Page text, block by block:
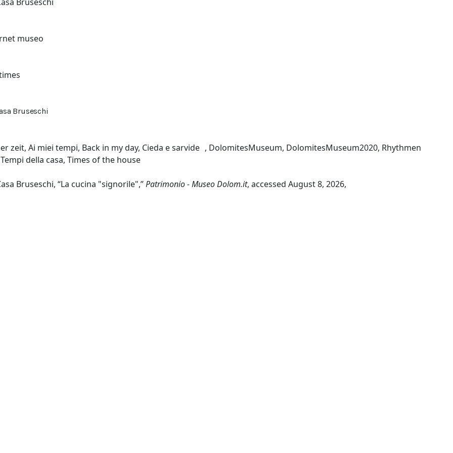
museo
Bruseschi
zeit, Ai miei tempi, Back in my day, Cieda e sarvide , DolomitesMuseum, DolomitesMuseum2020, Rhythmen
Tempi della casa, Times of the house
Bruseschi, “La cucina "signorile",”Patrimonio - Museo Dolom.it, accessed August 8, 2026,